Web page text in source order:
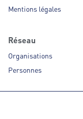
Mentions légales
Réseau
Organisations
Personnes